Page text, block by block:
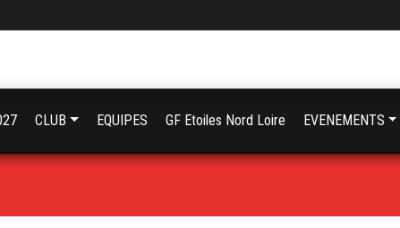
CLUB EQUIPES GF Etoiles Nord Loire EVENEMENTS